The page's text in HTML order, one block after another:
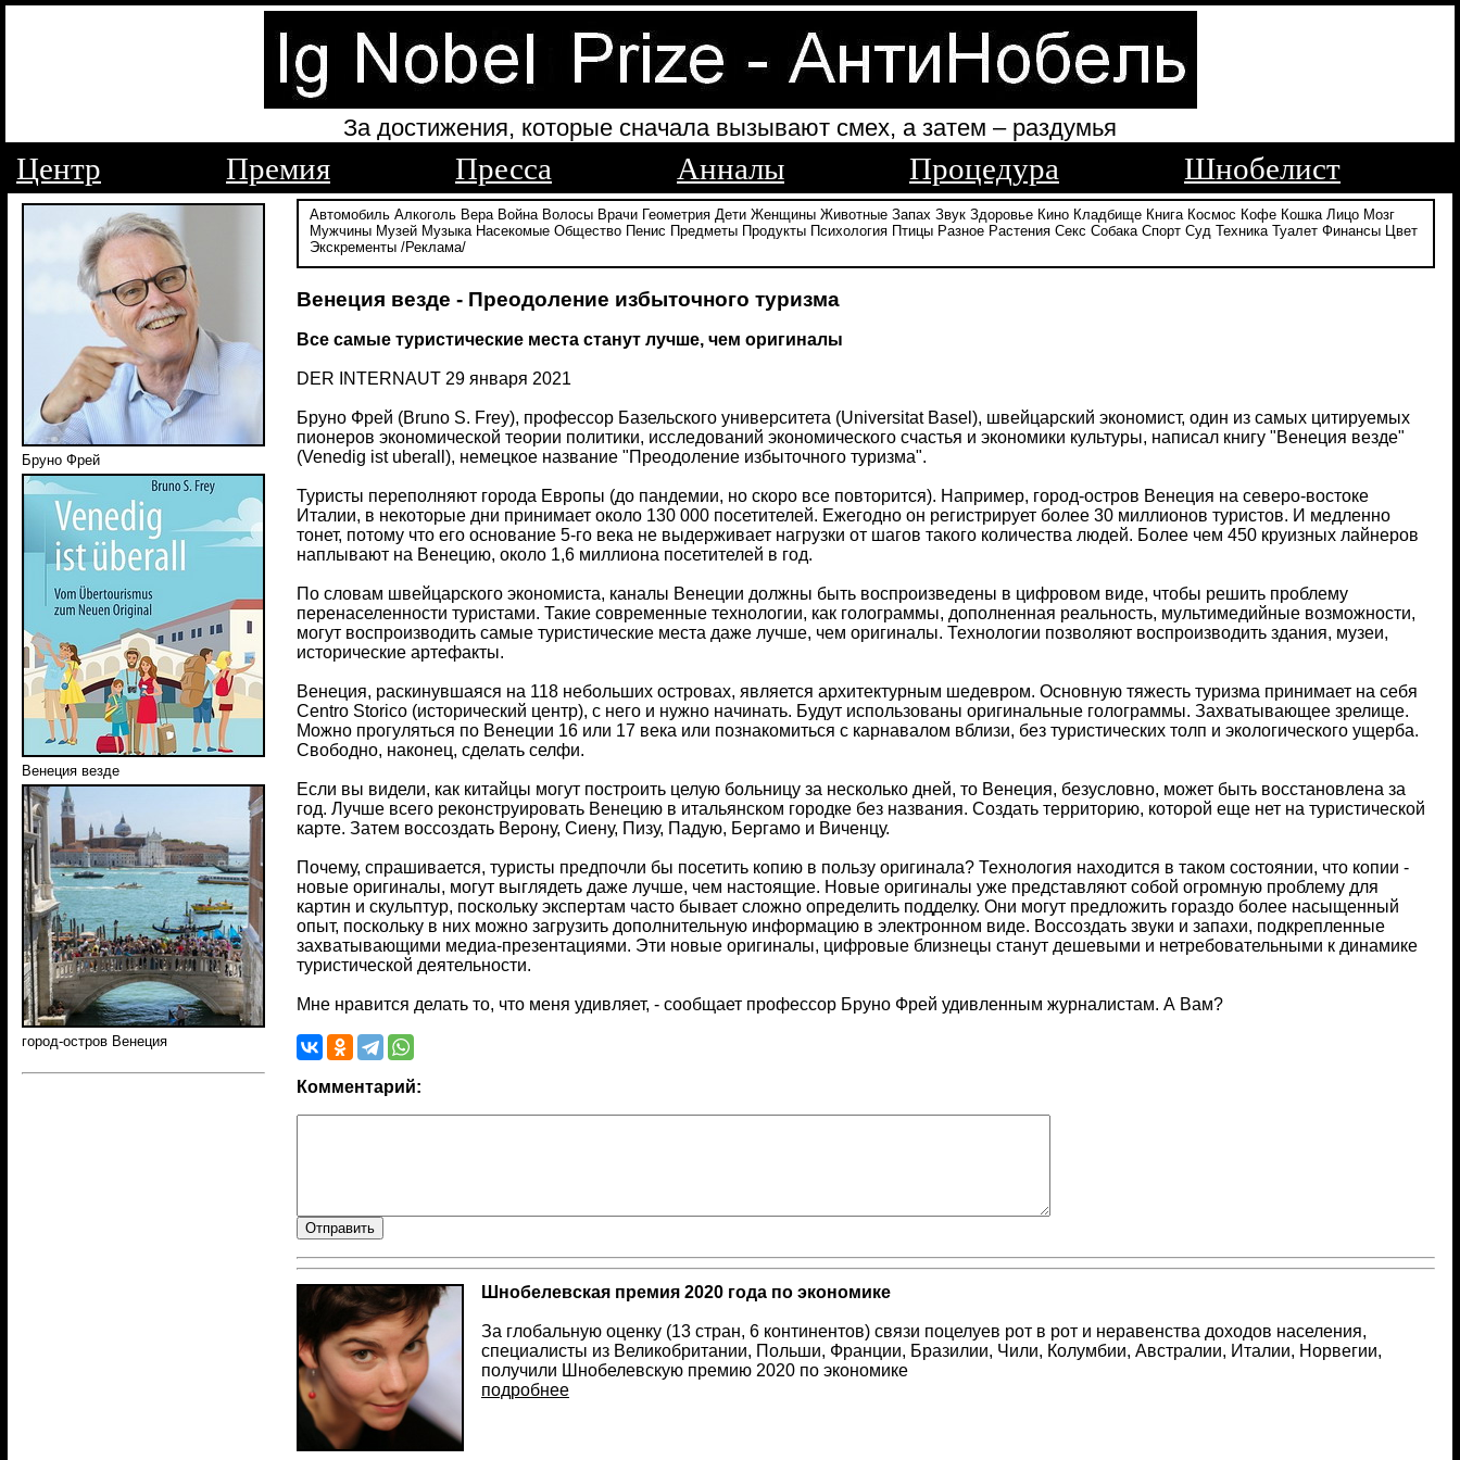
За достижения, которые сначала вызывают смех, а затем – раздумья
Центр Премия Пресса Анналы Процедура Шнобелист
Бруно Фрей
Венеция везде
город-остров Венеция
Автомобиль Алкоголь Вера Война Волосы Врачи Геометрия Дети Женщины Животные Запах Звук Здоровье Кино Кладбище Книга Космос Кофе Кошка Лицо Мозг
Мужчины Музей Музыка Насекомые Общество Пенис Предметы Продукты Психология Птицы Разное Растения Секс Собака Спорт Суд Техника Туалет Финансы
Цвет
Экскременты /Реклама/
Венеция везде - Преодоление избыточного туризма
Все самые туристические места станут лучше, чем оригиналы
DER INTERNAUT 29 января 2021
Бруно Фрей (Bruno S. Frey), профессор Базельского университета (Universitat Basel), швейцарский экономист, один из самых цитируемых
пионеров экономической теории политики, исследований экономического счастья и экономики культуры, написал книгу "Венеция везде"
(Venedig ist uberall), немецкое название "Преодоление избыточного туризма".
Туристы переполняют города Европы (до пандемии, но скоро все повторится). Например, город-остров Венеция на северо-востоке
Италии, в некоторые дни принимает около 130 000 посетителей. Ежегодно он регистрирует более 30 миллионов туристов. И медленно
тонет, потому что его основание 5-го века не выдерживает нагрузки от шагов такого количества людей. Более чем 450 круизных лайнеров
наплывают на Венецию, около 1,6 миллиона посетителей в год.
По словам швейцарского экономиста, каналы Венеции должны быть воспроизведены в цифровом виде, чтобы решить проблему
перенаселенности туристами. Такие современные технологии, как голограммы, дополненная реальность, мультимедийные возможности,
могут воспроизводить самые туристические места даже лучше, чем оригиналы. Технологии позволяют воспроизводить здания, музеи,
исторические артефакты.
Венеция, раскинувшаяся на 118 небольших островах, является архитектурным шедевром. Основную тяжесть туризма принимает на себя
Centro Storico (исторический центр), с него и нужно начинать. Будут использованы оригинальные голограммы. Захватывающее зрелище.
Можно прогуляться по Венеции 16 или 17 века или познакомиться с карнавалом вблизи, без туристических толп и экологического ущерба.
Свободно, наконец, сделать селфи.
Если вы видели, как китайцы могут построить целую больницу за несколько дней, то Венеция, безусловно, может быть восстановлена за
год. Лучше всего реконструировать Венецию в итальянском городке без названия. Создать территорию, которой еще нет на туристической
карте. Затем воссоздать Верону, Сиену, Пизу, Падую, Бергамо и Виченцу.
Почему, спрашивается, туристы предпочли бы посетить копию в пользу оригинала? Технология находится в таком состоянии, что копии -
новые оригиналы, могут выглядеть даже лучше, чем настоящие. Новые оригиналы уже представляют собой огромную проблему для
картин и скульптур, поскольку экспертам часто бывает сложно определить подделку. Они могут предложить гораздо более насыщенный
опыт, поскольку в них можно загрузить дополнительную информацию в электронном виде. Воссоздать звуки и запахи, подкрепленные
захватывающими медиа-презентациями. Эти новые оригиналы, цифровые близнецы станут дешевыми и нетребовательными к динамике
туристической деятельности.
Мне нравится делать то, что меня удивляет, - сообщает профессор Бруно Фрей удивленным журналистам. А Вам?
Комментарий:
Шнобелевская премия 2020 года по экономике
За глобальную оценку (13 стран, 6 континентов) связи поцелуев рот в рот и неравенства доходов населения,
специалисты из Великобритании, Польши, Франции, Бразилии, Чили, Колумбии, Австралии, Италии, Норвегии,
получили Шнобелевскую премию 2020 по экономике
подробнее